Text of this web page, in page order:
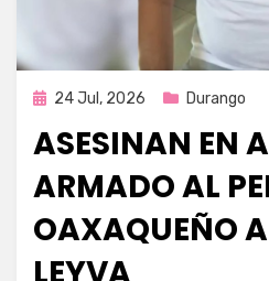
Publicada
24 Jul, 2026 Durango
ASESINAN EN
ARMADO AL
OAXAQUEÑO